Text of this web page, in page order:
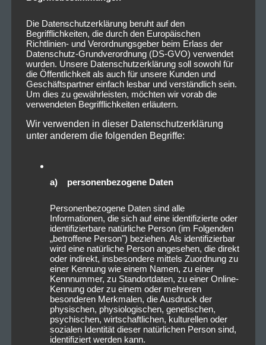
Die Datenschutzerklärung beruht auf den
Begrifflichkeiten, die durch den Europäischen
Richtlinien- und Verordnungsgeber beim Erlass der
Datenschutz-Grundverordnung (DS-GVO) verwendet
wurden. Unsere Datenschutzerklärung soll sowohl für
die Öffentlichkeit als auch für unsere Kunden und
Geschäftspartner einfach lesbar und verständlich sein.
Um dies zu gewährleisten, möchten wir vorab die
verwendeten Begrifflichkeiten erläutern.
Wir verwenden in dieser Datenschutzerklärung
unter anderem die folgenden Begriffe:
a) personenbezogene Daten
Personenbezogene Daten sind alle
Informationen, die sich auf eine identifizierte oder
identifizierbare natürliche Person (im Folgenden
„betroffene Person") beziehen. Als identifizierbar
wird eine natürliche Person angesehen, die direkt
oder indirekt, insbesondere mittels Zuordnung zu
einer Kennung wie einem Namen, zu einer
Kennnummer, zu Standortdaten, zu einer Online-
Kennung oder zu einem oder mehreren
besonderen Merkmalen, die Ausdruck der
physischen, physiologischen, genetischen,
psychischen, wirtschaftlichen, kulturellen oder
sozialen Identität dieser natürlichen Person sind,
identifiziert werden kann.